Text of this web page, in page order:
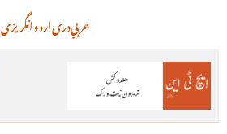
انگریزیاردودریعربي